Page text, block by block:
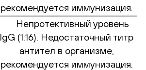
рекомендуется иммунизация.
Непротективный уровень
IgG (1:16). Недостаточный титр
антител в организме,
рекомендуется иммунизация.